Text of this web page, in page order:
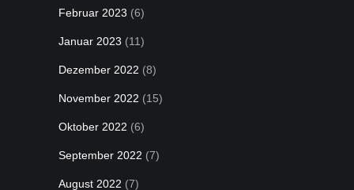
Februar 2023 (6)
Januar 2023 (11)
Dezember 2022 (8)
November 2022 (15)
Oktober 2022 (6)
September 2022 (7)
August 2022 (7)